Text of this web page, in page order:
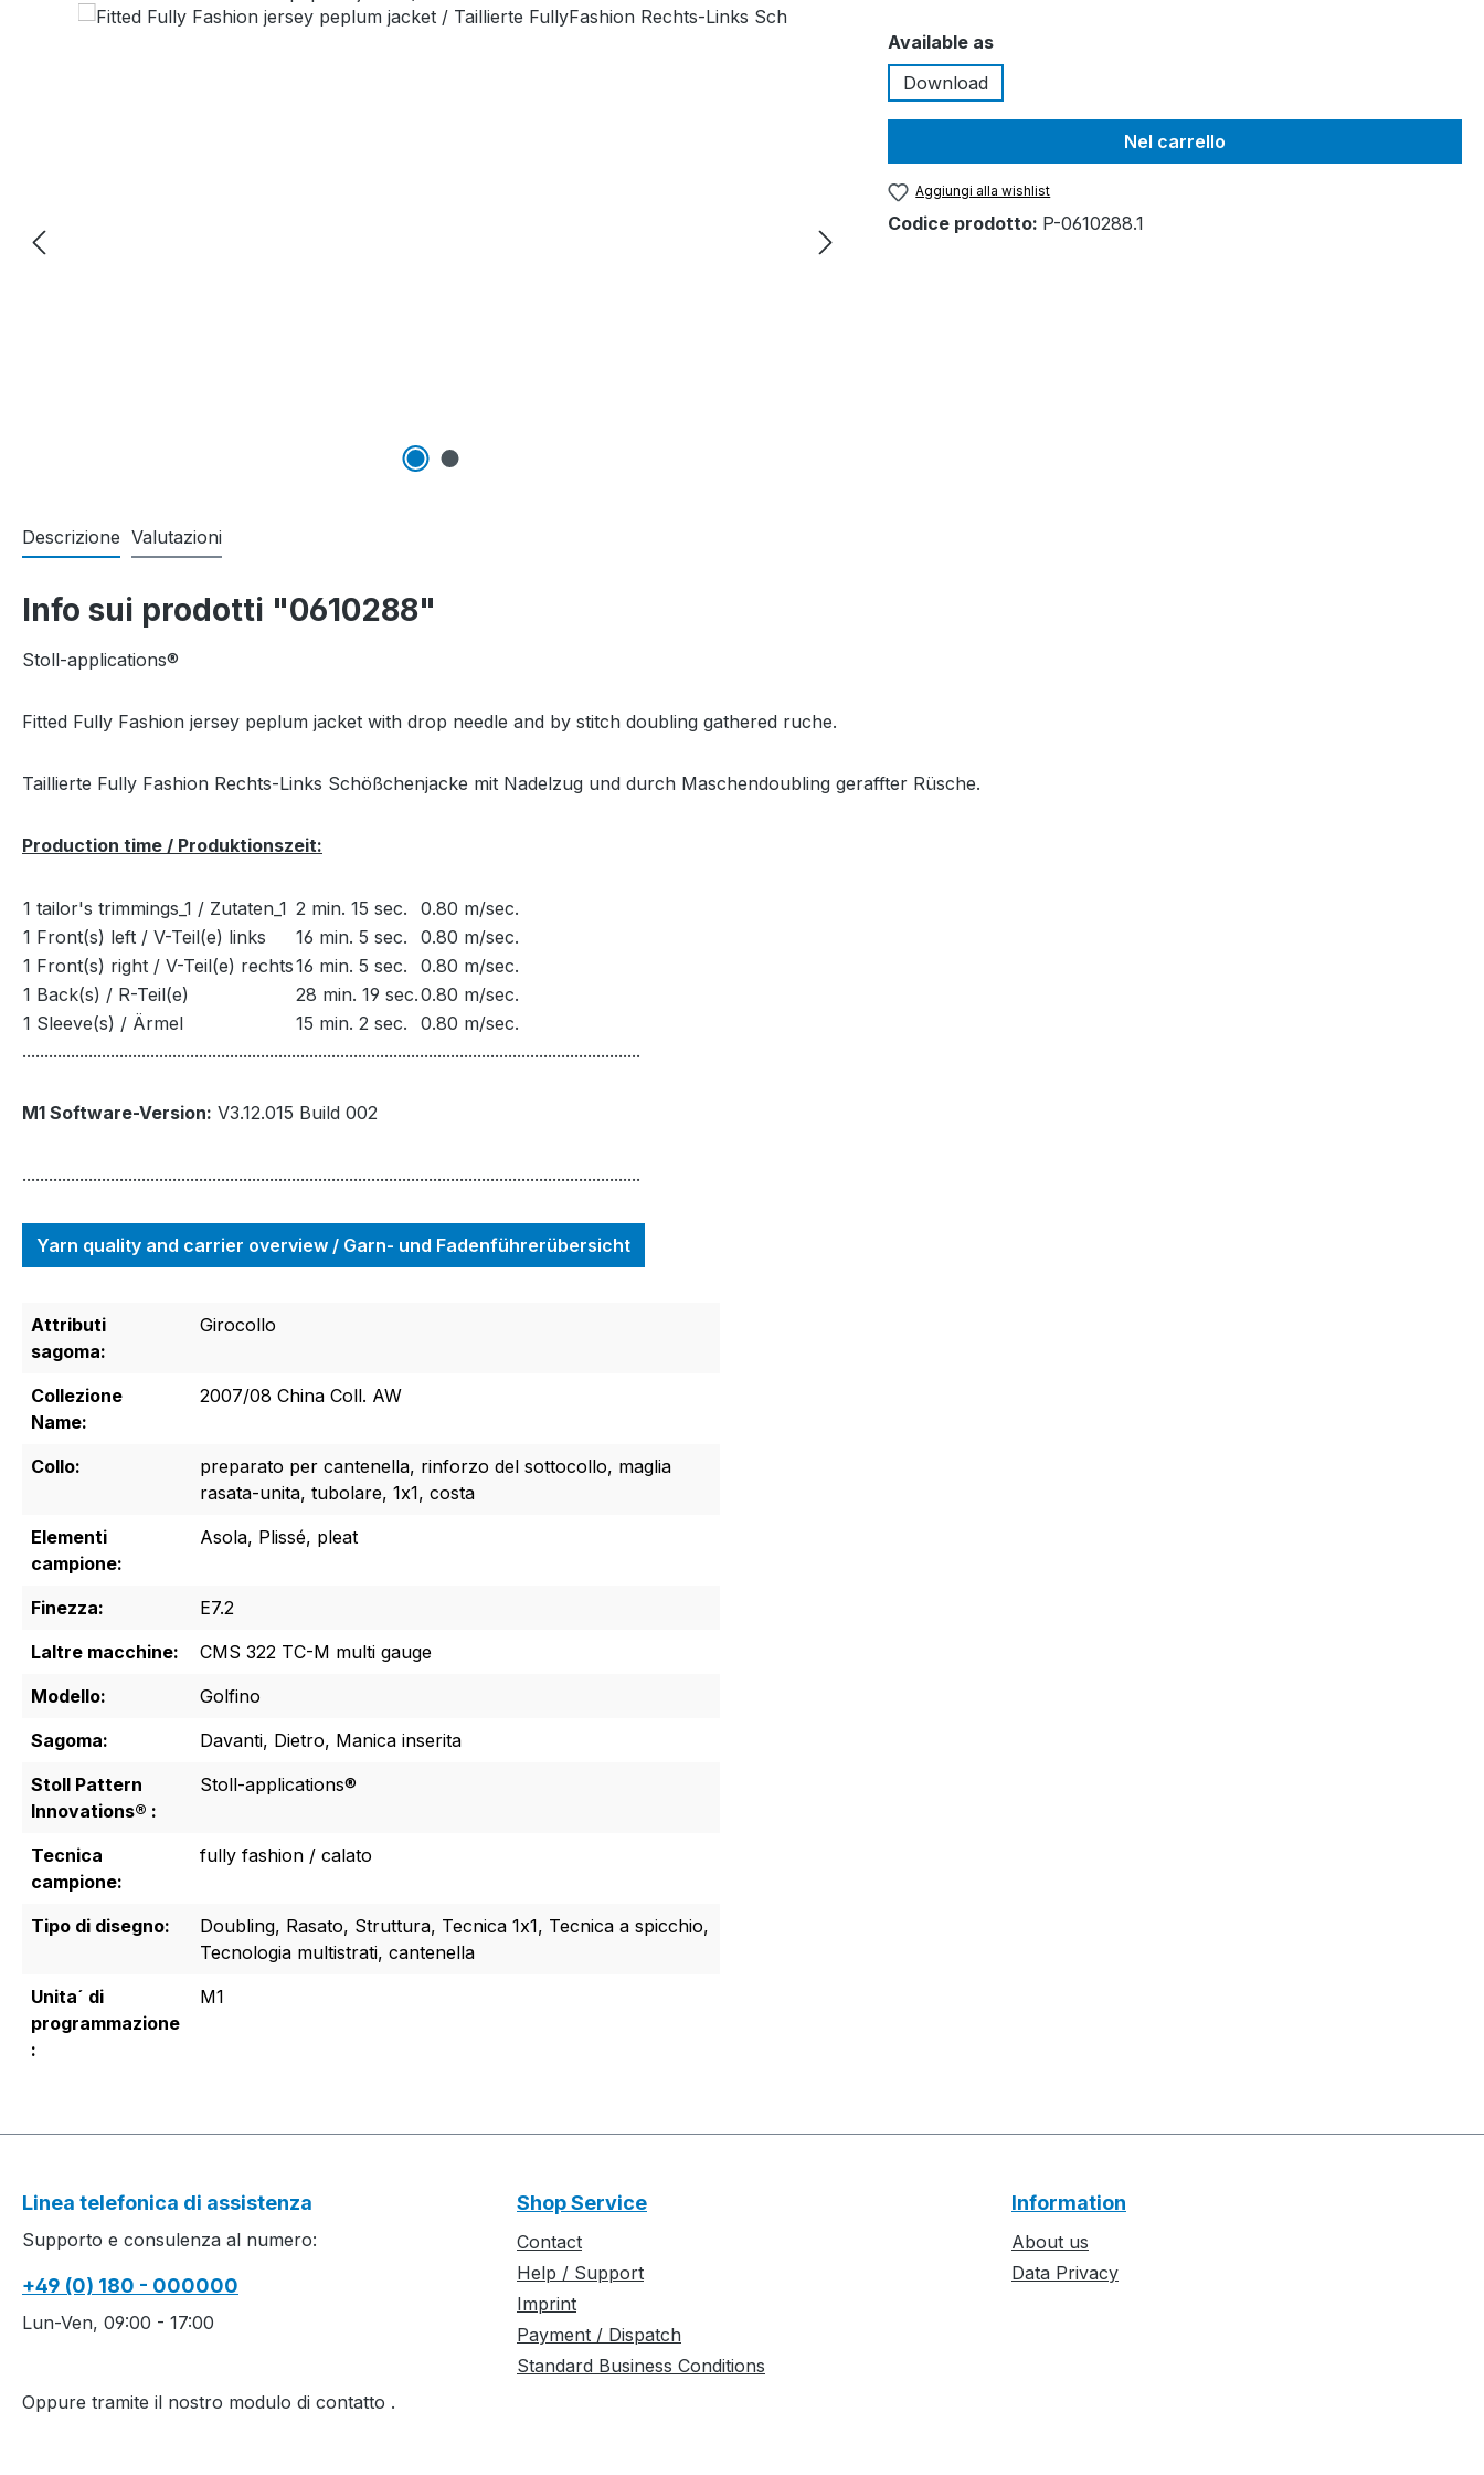
Seleziona
Available as
Download
Nel carrello
Aggiungi alla wishlist
Codice prodotto: P-0610288.1
Descrizione Valutazioni
Info sui prodotti "0610288"
Stoll-applications®
Fitted Fully Fashion jersey peplum jacket with drop needle and by stitch doubling gathered ruche.
Taillierte Fully Fashion Rechts-Links Schößchenjacke mit Nadelzug und durch Maschendoubling geraffter Rüsche.
Production time / Produktionszeit:
1 tailor's trimmings_1 / Zutaten_1 2 min. 15 sec.
0.80 m/sec.
1 Front(s) left / V-Teil(e) links
16 min. 5 sec.
0.80 m/sec.
1 Front(s) right / V-Teil(e) rechts16 min. 5 sec.
0.80 m/sec.
1 Back(s) / R-Teil(e)
28 min. 19 sec.0.80 m/sec.
1 Sleeve(s) / Ärmel
15 min. 2 sec.
0.80 m/sec.
............................................................................................................................................
M1 Software-Version: V3.12.015 Build 002
............................................................................................................................................
Yarn quality and carrier overview / Garn- und Fadenführerübersicht
Attributi
sagoma:
Girocollo
Collezione
Name:
2007/08 China Coll. AW
Collo:
preparato per cantenella, rinforzo del sottocollo, maglia
rasata-unita, tubolare, 1x1, costa
Elementi
campione:
Asola, Plissé, pleat
Finezza:
E7.2
Laltre macchine:
CMS 322 TC-M multi gauge
Modello:
Golfino
Sagoma:
Davanti, Dietro, Manica inserita
Stoll Pattern
Innovations® :
Stoll-applications®
Tecnica
campione:
fully fashion / calato
Tipo di disegno:
Doubling, Rasato, Struttura, Tecnica 1x1, Tecnica a spicchio,
Tecnologia multistrati, cantenella
Unita´ di
programmazione
:
M1
Linea telefonica di assistenza
Supporto e consulenza al numero:
+49 (0) 180 - 000000
Lun-Ven, 09:00 - 17:00
Oppure tramite il nostro modulo di contatto .
Shop Service
Contact
Help / Support
Imprint
Payment / Dispatch
Standard Business Conditions
Information
About us
Data Privacy